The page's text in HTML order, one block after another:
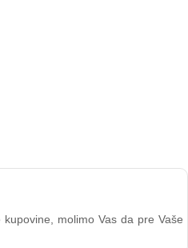
molimo Vas da pre Vaše